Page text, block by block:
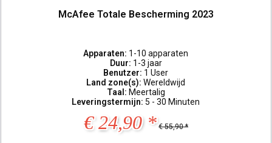
McAfee Totale Bescherming 2023
Apparaten: 1-10 apparaten
Duur: 1-3 jaar
Benutzer: 1 User
Land zone(s):Wereldwijd
Taal: Meertalig
Leveringstermijn: 5 - 30 Minuten
€ 24,90 * € 55,90 *